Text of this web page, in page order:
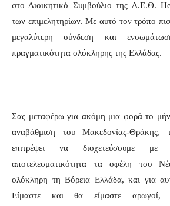
στο Διοικητικό Συμβούλιο της Δ.Ε.Θ.
των επιμελητηρίων. Με αυτό τον τρόπο
μεγαλύτερη σύνδεση και
πραγματικότητα ολόκληρης της Ελλάδας.
Σας μεταφέρω για ακόμη μια φορά το
αναβάθμιση του Μακεδονίας-
επιτρέψει να διοχετεύσουμε με
αποτελεσματικότητα τα οφέλη του
ολόκληρη τη Βόρεια Ελλάδα, και για
Είμαστε και θα είμαστε αρωγοί,